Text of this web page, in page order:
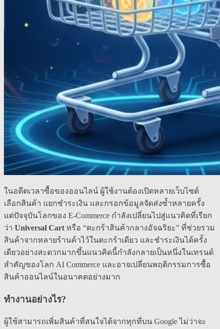
ในอดีตเวลาซื้อของออนไลน์ ผู้ใช้งานต้องเปิดหลายเว็บไซต์
เลือกสินค้า แยกชำระเงิน และกรอกข้อมูลจัดส่งซ้ำหลายครั้ง
แต่ปัจจุบันโลกของ E-Commerce กำลังเปลี่ยนไปสู่แนวคิดที่เรียก
ว่า Universal Cart หรือ “ตะกร้าสินค้ากลางอัจฉริยะ” ที่ช่วยรวม
สินค้าจากหลายร้านค้าไว้ในตะกร้าเดียว และชำระเงินได้ครั้ง
เดียวอย่างสะดวกมากขึ้นแนวคิดนี้กำลังกลายเป็นหนึ่งในเทรนด์
สำคัญของโลก AI Commerce และอาจเปลี่ยนพฤติกรรมการซื้อ
สินค้าออนไลน์ในอนาคตอย่างมาก
ทำงานอย่างไร?
ผู้ใช้สามารถเพิ่มสินค้าที่สนใจได้จากทุกที่บน Google ไม่ว่าจะ